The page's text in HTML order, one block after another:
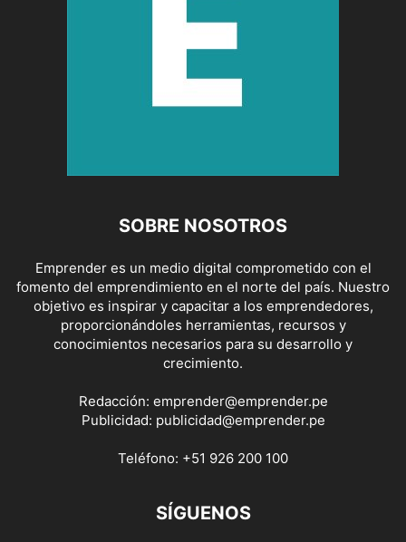
SOBRE NOSOTROS
Emprender es un medio digital comprometido con el
fomento del emprendimiento en el norte del país. Nuestro
objetivo es inspirar y capacitar a los emprendedores,
proporcionándoles herramientas, recursos y
conocimientos necesarios para su desarrollo y
crecimiento.
Redacción: emprender@emprender.pe
Publicidad: publicidad@emprender.pe
Teléfono: +51 926 200 100
SÍGUENOS